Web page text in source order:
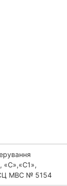
«С»,«С1»,
МВС № 5154